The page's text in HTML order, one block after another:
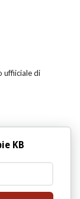
uffiiciale di
KB